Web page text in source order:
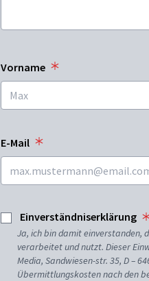
Vorname
E-Mail
Einverständniserklärung
Ja, ich bin damit einverstanden,
verarbeitet und nutzt. Dieser
Media, Sandwiesen-str. 35, D –
Übermittlungskosten nach den